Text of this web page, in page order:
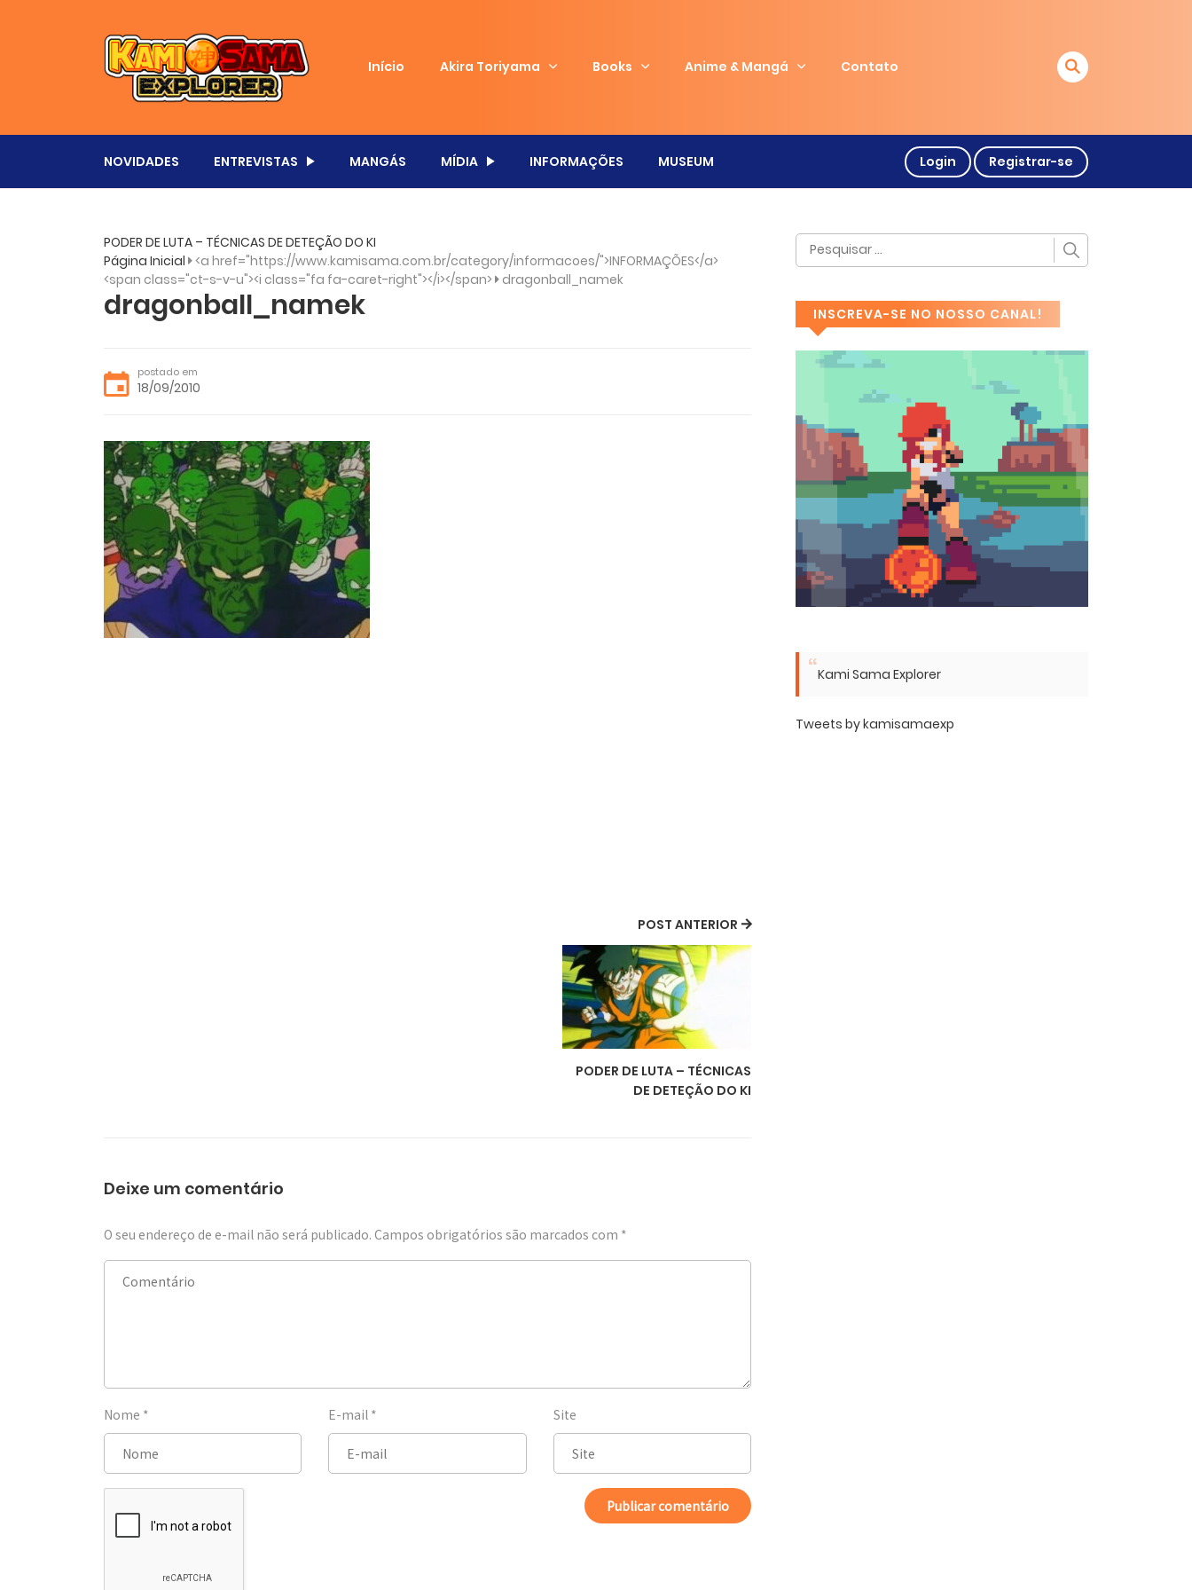
Início Akira Toriyama Books Anime & Mangá Contato
NOVIDADES ENTREVISTAS MANGÁS MÍDIA INFORMAÇÕES MUSEUM Login Registrar-se
PODER DE LUTA – TÉCNICAS DE DETEÇÃO DO KI
Página Inicial <a href="https://www.kamisama.com.br/category/informacoes/">INFORMAÇÕES</a>
<span class="ct-s-v-u"><i class="fa fa-caret-right"></i></span> dragonball_namek
dragonball_namek
postado em
18/09/2010
POST ANTERIOR
PODER DE LUTA – TÉCNICAS
DE DETEÇÃO DO KI
Deixe um comentário
O seu endereço de e-mail não será publicado. Campos obrigatórios são marcados com *
Nome * E-mail * Site
INSCREVA-SE NO NOSSO CANAL!
Kami Sama Explorer
Tweets by kamisamaexp